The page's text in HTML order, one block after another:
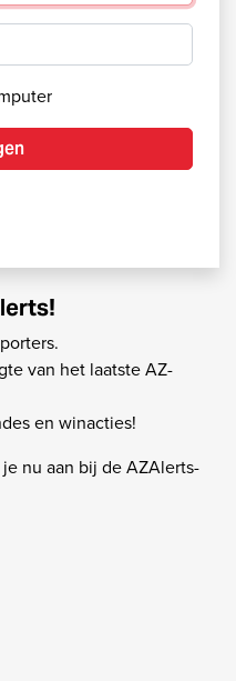
van het laatste AZ-
en winacties!
nu aan bij de AZAlerts-